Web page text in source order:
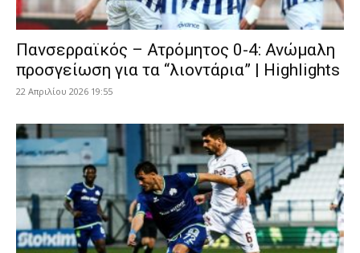
Πανσερραϊκός – Ατρόμητος 0-4: Ανώμαλη
προσγείωση για τα “λιοντάρια” | Highlights
22 Απριλίου 2026 19:55